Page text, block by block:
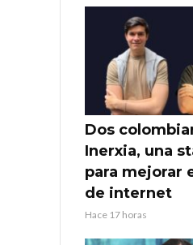
Dos
Inerxia, una
para mejorar
de internet
Hace 17 horas